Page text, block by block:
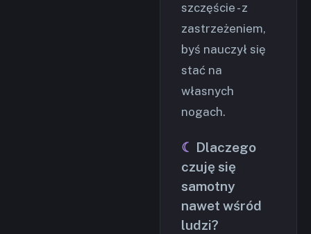
szczęście - z
zastrzeżeniem,
byś nauczył się
stać na
własnych
nogach.
Dlaczego
czuję się
samotny
nawet wśród
ludzi?